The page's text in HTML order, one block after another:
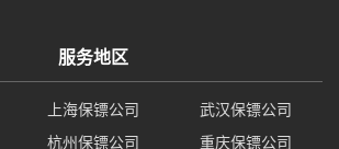
服务地区
上海保镖公司
武汉保镖公司
杭州保镖公司 重庆保镖公司